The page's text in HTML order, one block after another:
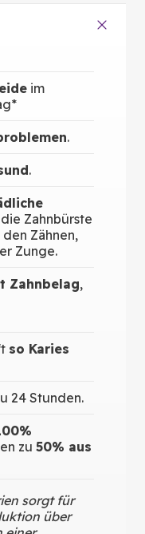
im
.
.
Zahnbürste
Zähnen,
Zunge.
Zahnbelag,
so Karies
24 Stunden.
zu 50% aus
sorgt für
über